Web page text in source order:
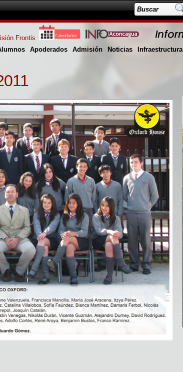
Apoderados Admisión Noticias Infraestructura
Frontis